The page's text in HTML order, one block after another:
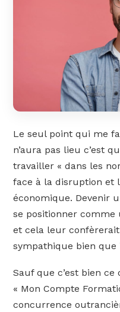
Le seul point qui me
n’aura pas lieu c’est
travailler « dans les
face à la disruption et
économique. Devenir
se positionner
et cela leur
sympathique bien que
Sauf que c’est bien ce
« Mon Compte
concurrence